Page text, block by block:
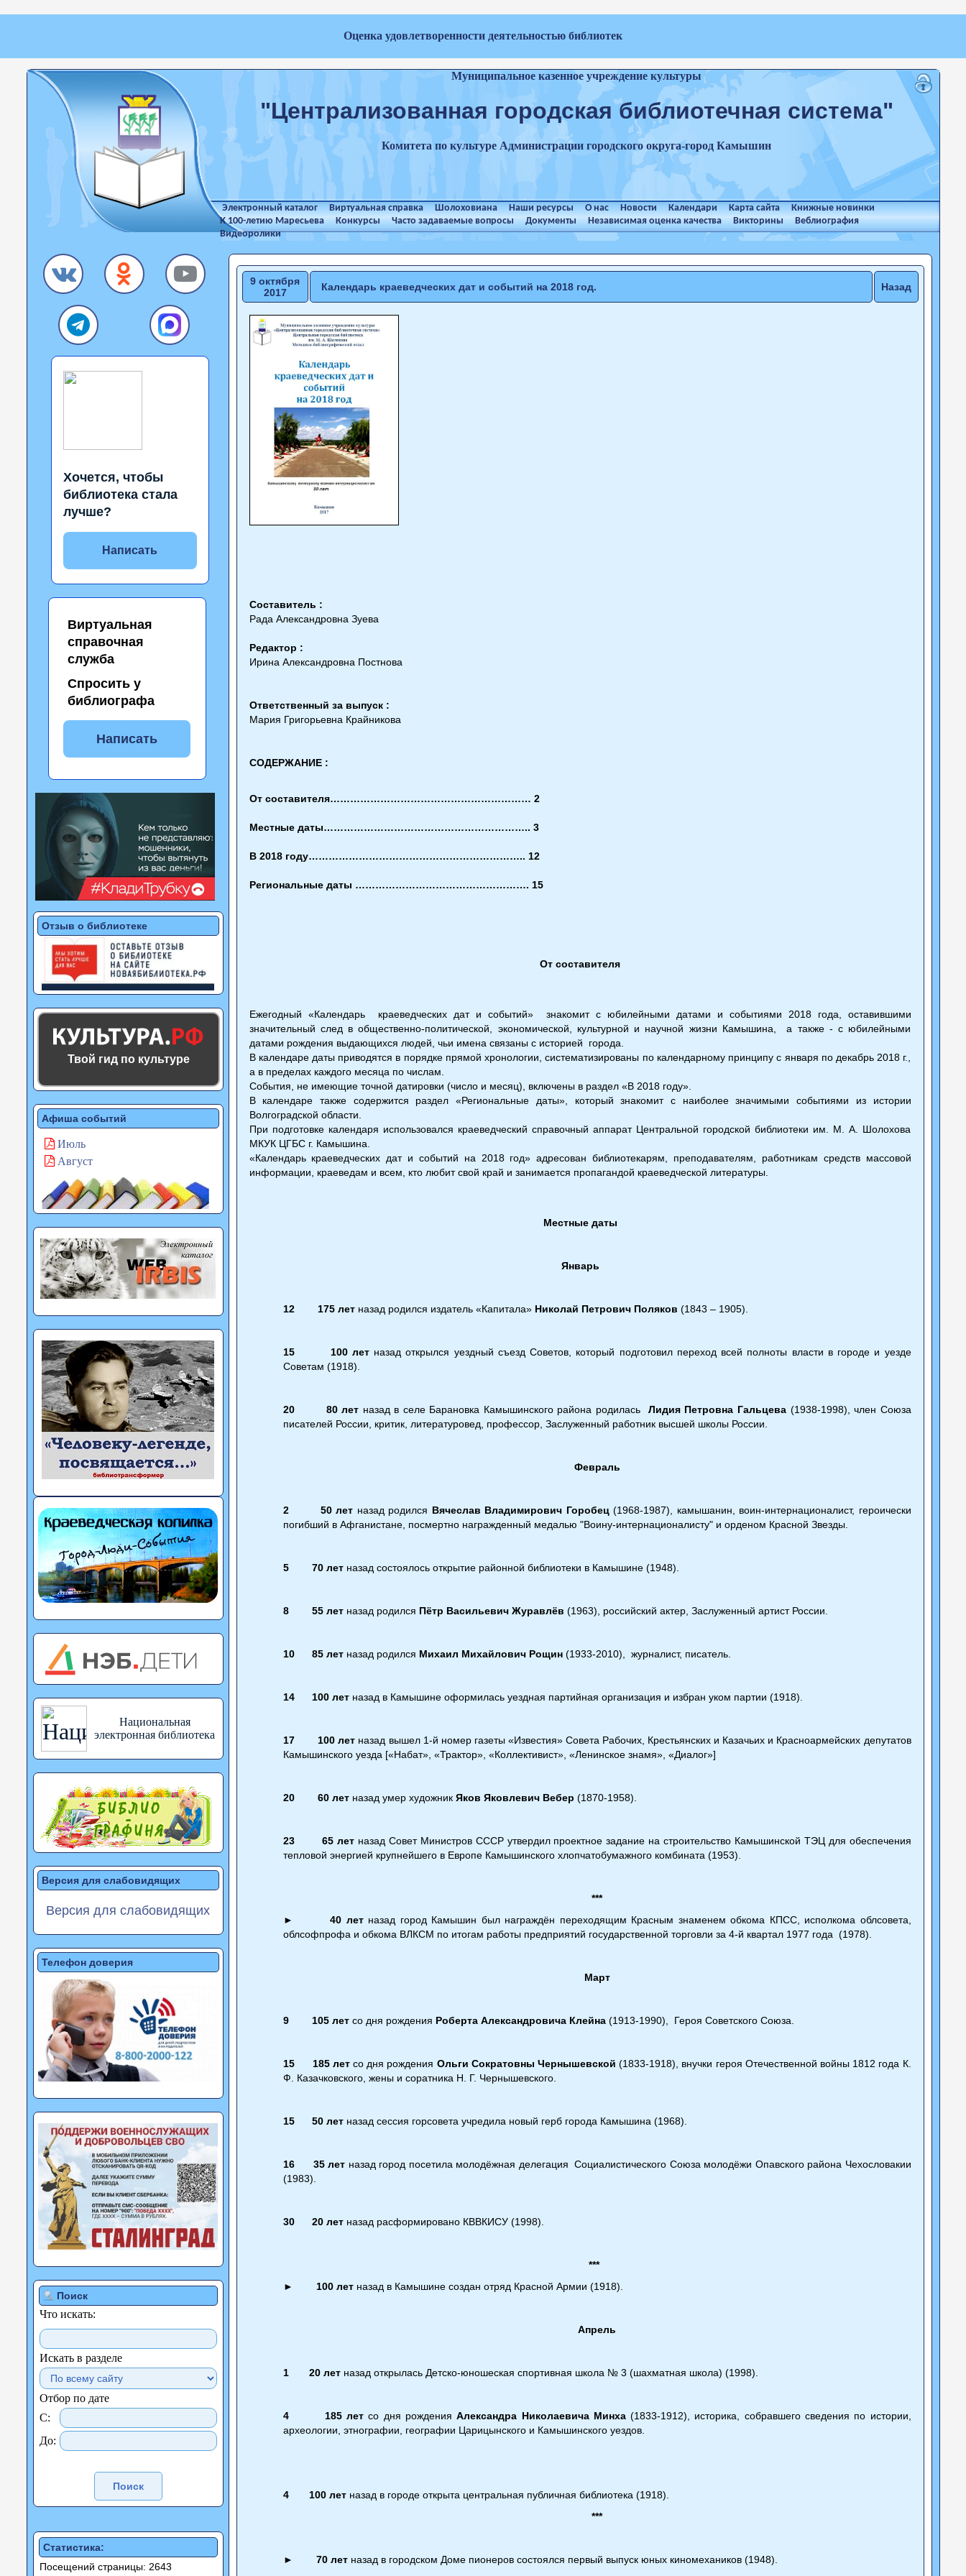
Оценка удовлетворенности деятельностью библиотек
Муниципальное казенное учреждение культуры
"Централизованная городская библиотечная система"
Комитета по культуре Администрации городского округа-город Камышин
Электронный каталог Виртуальная справка Шолоховиана Наши ресурсы О нас Новости Календари Карта сайта
Книжные новинки
К 100-летию Маресьева
Конкурсы Часто задаваемые вопросы Документы Независимая оценка качества Викторины
Веблиография
Видеоролики
Хочется, чтобы
библиотека стала
лучше?
Написать
Виртуальная
справочная
служба
Спросить у
библиографа
Написать
Отзыв о библиотеке
Твой гид по культуре
Афиша событий
Июль
Август
Национальная
электронная библиотека
Версия для слабовидящих
Версия для слабовидящих
Телефон доверия
Поиск
Что искать:
Искать в разделе
Отбор по дате
С:
До:
Статистика:
Посещений страницы: 2643
9 октября
2017
Календарь краеведческих дат и событий на 2018 год. Назад
Составитель :
Рада Александровна Зуева
Редактор :
Ирина Александровна Постнова
Ответственный за выпуск :
Мария Григорьевна Крайникова
СОДЕРЖАНИЕ :
От составителя…………………………………………………… 2
Местные даты…………………………………………………….. 3
В 2018 году……………………………………………………….. 12
Региональные даты ……………………………………………. 15
От составителя
Ежегодный «Календарь краеведческих дат и событий» знакомит с юбилейными датами и событиями 2018 года, оставившими
значительный след в общественно-политической, экономической, культурной и научной жизни Камышина, а также - с юбилейными
датами рождения выдающихся людей, чьи имена связаны с историей города.
В календаре даты приводятся в порядке прямой хронологии, систематизированы по календарному принципу с января по декабрь 2018 г.,
а в пределах каждого месяца по числам.
События, не имеющие точной датировки (число и месяц), включены в раздел «В 2018 году».
В календаре также содержится раздел «Региональные даты», который знакомит с наиболее значимыми событиями из истории
Волгоградской области.
При подготовке календаря использовался краеведческий справочный аппарат Центральной городской библиотеки им. М. А. Шолохова
МКУК ЦГБС г. Камышина.
«Календарь краеведческих дат и событий на 2018 год» адресован библиотекарям, преподавателям, работникам средств массовой
информации, краеведам и всем, кто любит свой край и занимается пропагандой краеведческой литературы.
Местные даты
Январь
12 175 летназад родился издатель «Капитала» Николай Петрович Поляков (1843 – 1905).
15 100 летназад открылся уездный съезд Советов, который подготовил переход всей полноты власти в городе и уезде
Советам (1918).
20 80 лет назад в селе Барановка Камышинского района родилась Лидия Петровна Гальцева(1938-1998), член Союза
писателей России, критик, литературовед, профессор, Заслуженный работник высшей школы России.
Февраль
2 50 лет назад родился Вячеслав Владимирович Горобец(1968-1987), камышанин, воин-интернационалист, героически
погибший в Афганистане, посмертно награжденный медалью "Воину-интернационалисту" и орденом Красной Звезды.
5 70 летназад состоялось открытие районной библиотеки в Камышине (1948).
8 55 летназад родился Пётр Васильевич Журавлёв (1963), российский актер, Заслуженный артист России.
10 85 летназад родился Михаил Михайлович Рощин(1933-2010), журналист, писатель.
14 100 летназад в Камышине оформилась уездная партийная организация и избран уком партии (1918).
17 100 лет назад вышел 1-й номер газеты «Известия» Совета Рабочих, Крестьянских и Казачьих и Красноармейских депутатов
Камышинского уезда [«Набат», «Трактор», «Коллективист», «Ленинское знамя», «Диалог»]
20 60 летназад умер художник Яков Яковлевич Вебер (1870-1958).
23 65 лет назад Совет Министров СССР утвердил проектное задание на строительство Камышинской ТЭЦ для обеспечения
тепловой энергией крупнейшего в Европе Камышинского хлопчатобумажного комбината (1953).
***
►40 летназад город Камышин был награждён переходящим Красным знаменем обкома КПСС, исполкома облсовета,
облсофпрофа и обкома ВЛКСМ по итогам работы предприятий государственной торговли за 4-й квартал 1977 года (1978).
Март
9 105 летсо дня рождения Роберта Александровича Клейна(1913-1990), Героя Советского Союза.
15 185 летсо дня рождения Ольги Сократовны Чернышевской (1833-1918), внучки героя Отечественной войны 1812 года К.
Ф. Казачковского, жены и соратника Н. Г. Чернышевского.
15 50 летназад сессия горсовета учредила новый герб города Камышина (1968).
16 35 лет назад город посетила молодёжная делегация Социалистического Союза молодёжи Опавского района Чехословакии
(1983).
30 20 летназад расформировано КВВКИСУ (1998).
***
► 100 летназад в Камышине создан отряд Красной Армии (1918).
Апрель
1 20 летназад открылась Детско-юношеская спортивная школа № 3 (шахматная школа) (1998).
4 185 лет со дня рожденияАлександра Николаевича Минха(1833-1912), историка, собравшего сведения по истории,
археологии, этнографии, географии Царицынского и Камышинского уездов.
4 100 летназад в городе открыта центральная публичная библиотека (1918).
***
► 70 летназад в городском Доме пионеров состоялся первый выпуск юных киномехаников (1948).